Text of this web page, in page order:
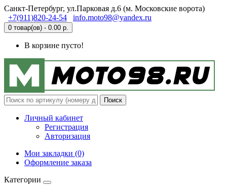
Санкт-Петербург, ул.Парковая д.6 (м. Московские ворота)
+7(911)820-24-54
info.moto98@yandex.ru
0 товар(ов) - 0.00 р.
В корзине пусто!
Поиск
Личный кабинет
Регистрация
Авторизация
Мои закладки (0)
Оформление заказа
Категории